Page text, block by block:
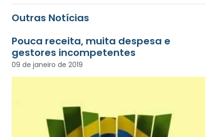
Outras Notícias
Pouca receita, muita despesa e
gestores incompetentes
09 de janeiro de 2019